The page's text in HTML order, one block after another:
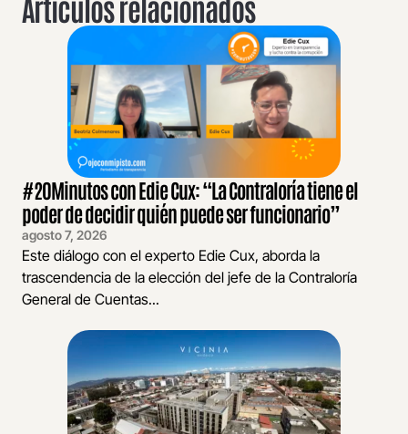
#20Minutos con Edie Cux: “La Contraloría tiene el
poder de decidir quién puede ser funcionario”
agosto 7, 2026
Este diálogo con el experto Edie Cux, aborda la
trascendencia de la elección del jefe de la Contraloría
General de Cuentas...